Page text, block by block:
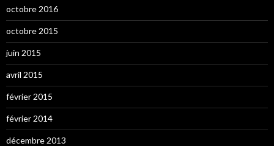
octobre 2016
octobre 2015
juin 2015
avril 2015
février 2015
février 2014
décembre 2013